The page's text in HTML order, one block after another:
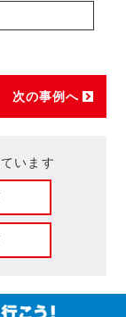
次の事例へ
います